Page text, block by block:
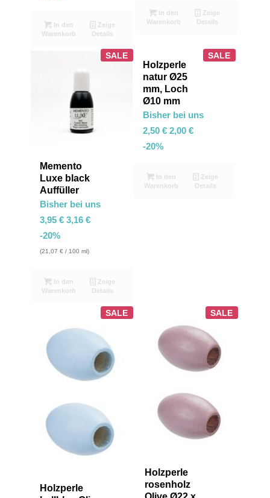
In den
Warenkorb
Zeige
Details
In den
Warenkorb
Zeige
Details
SALE
Memento
Luxe black
Auffüller
Bisher bei uns
3,95 € 3,16 €
-20%
(21,07 € / 100 ml)
In den
Warenkorb
Zeige
Details
SALE
Holzperle
natur Ø25
mm, Loch
Ø10 mm
Bisher bei uns
2,50 € 2,00 €
-20%
In den
Warenkorb
Zeige
Details
SALE
Holzperle
SALE
Holzperle
rosenholz